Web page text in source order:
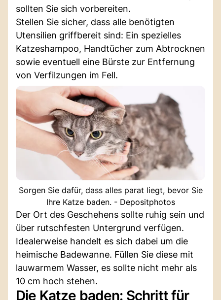
sollten Sie sich vorbereiten.
Stellen Sie sicher, dass alle benötigten
Utensilien griffbereit sind: Ein spezielles
Katzeshampoo, Handtücher zum Abtrocknen
sowie eventuell eine Bürste zur Entfernung
von Verfilzungen im Fell.
Sorgen Sie dafür, dass alles parat liegt, bevor Sie
Ihre Katze baden. - Depositphotos
Der Ort des Geschehens sollte ruhig sein und
über rutschfesten Untergrund verfügen.
Idealerweise handelt es sich dabei um die
heimische Badewanne. Füllen Sie diese mit
lauwarmem Wasser, es sollte nicht mehr als
10 cm hoch stehen.
Die Katze baden: Schritt für